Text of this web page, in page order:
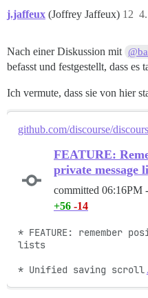
j.jaffeux (Joffrey Jaffeux) 12
Nach einer Diskussion mit
befasst und festgestellt, dass es
Ich vermute, dass sie von hier
github.com/discourse/
FEATURE:
private message
committed 06:16PM
+56 -14
* FEATURE: remember
lists
* Unified saving scroll